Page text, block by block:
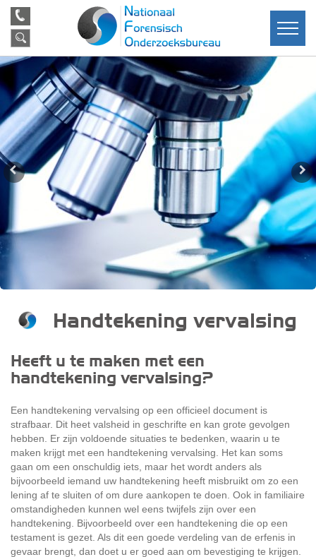
Handtekening vervalsing
Heeft u te maken met een
handtekening vervalsing?
Een handtekening vervalsing op een officieel document is
strafbaar. Dit heet valsheid in geschrifte en kan grote gevolgen
hebben. Er zijn voldoende situaties te bedenken, waarin u te
maken krijgt met een handtekening vervalsing. Het kan soms
gaan om een onschuldig iets, maar het wordt anders als
bijvoorbeeld iemand uw handtekening heeft misbruikt om zo een
lening af te sluiten of om dure aankopen te doen. Ook in familiaire
omstandigheden kunnen wel eens twijfels zijn over een
handtekening. Bijvoorbeeld over een handtekening die op een
testament is gezet. Als dit een goede verdeling van de erfenis in
gevaar brengt, dan doet u er goed aan om bevestiging te krijgen.